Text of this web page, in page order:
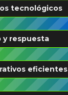
tecnológicos
y respuesta
eficientes